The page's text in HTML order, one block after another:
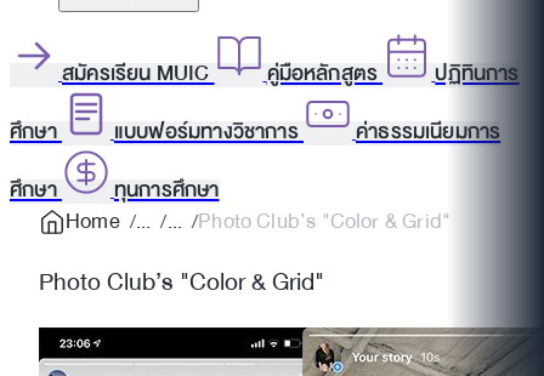
สมัครเรียน MUIC คู่มือหลักสูตร
ปฏิทินการ
ศึกษา
แบบฟอร์มทางวิชาการ
ค่าธรรมเนียมการ
ศึกษา
ทุนการศึกษา
Home
Photo Club’s "Color & Grid"
Photo Club’s "Color & Grid"